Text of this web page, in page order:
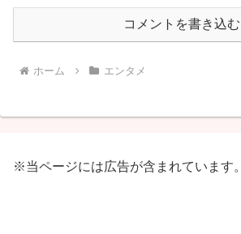
コメントを書き込む
ホーム エンタメ
※当ページには広告が含まれています。